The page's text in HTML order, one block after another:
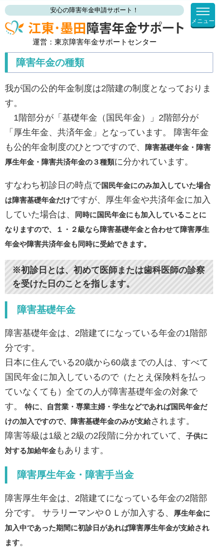
安心の障害年金申請サポート！
運営：東京障害年金サポートセンター
メニュー
障害年金の種類
我が国の公的年金制度は2階建の制度となっておりま
す。
1階部分が「基礎年金（国民年金）」2階部分が
「厚生年金、共済年金」となっています。 障害年金
も公的年金制度のひとつですので、
障害基礎年金・障害
厚生年金・障害共済年金の３種類に分かれています。
すなわち初診日の時点で国民年金にのみ加入していた場合
は障害基礎年金だけですが、厚生年金や共済年金に加入
していた場合は、
同時に国民年金にも加入していることに
なりますので、１・２級なら障害基礎年金と合わせて障害厚生
年金や障害共済年金も同時に受給できます。
※初診日とは、初めて医師または歯科医師の診察
を受けた日のことを指します。
障害基礎年金
障害基礎年金は、2階建てになっている年金の1階部
分です。
日本に住んでいる20歳から60歳までの人は、すべて
国民年金に加入しているので（たとえ保険料を払っ
ていなくても）全ての人が障害基礎年金の対象で
す。 特に、自営業・専業主婦・学生などであれば国民年金だ
けの加入ですので、障害基礎年金のみが支給されます。
障害等級は1級と2級の2段階に分かれていて、 子供に
対する加給年金もあります。
障害厚生年金・障害手当金
障害厚生年金は、2階建てになっている年金の2階部
分です。 サラリーマンやＯＬが加入する、
厚生年金に
加入中であった期間に初診日があれば障害厚生年金が支給され
ます。